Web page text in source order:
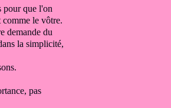
pour que l'on
le vôtre.
demande du
la simplicité,
pas